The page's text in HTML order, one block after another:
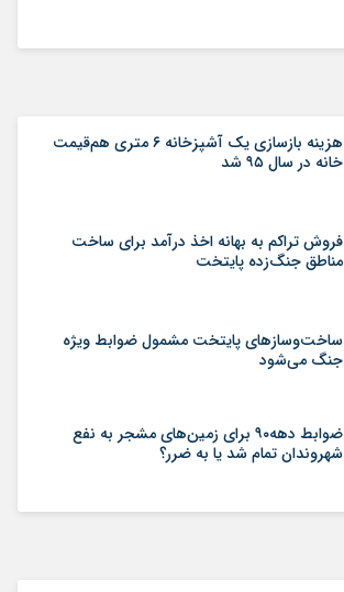
هزینه بازسازی یک آشپزخانه ۶ متری هم‌قیمت
خانه در سال ۹۵ شد
فروش تراکم به بهانه اخذ درآمد برای ساخت
مناطق جنگ‌زده پایتخت
ساخت‌وسازهای پایتخت مشمول ضوابط ویژه
جنگ می‌شود
ضوابط دهه۹۰ برای زمین‌های مشجر به نفع
شهروندان تمام شد یا به ضرر؟